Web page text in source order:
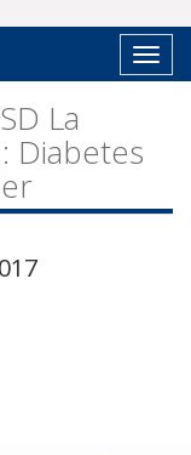
La
Diabetes